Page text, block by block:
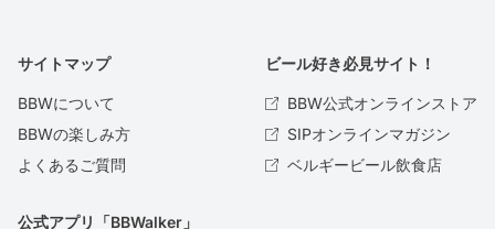
サイトマップ
BBWについて
BBWの楽しみ方
よくあるご質問
ビール好き必見サイト！
BBW公式オンラインストア
SIPオンラインマガジン
ベルギービール飲食店
公式アプリ「BBWalker」